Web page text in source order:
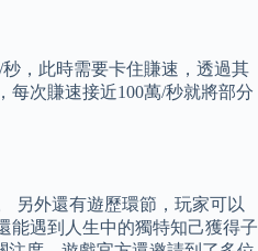
，此時需要卡住賺速，透過其
次賺速接近100萬/秒就將部分
另外還有遊歷環節，玩家可以
能遇到人生中的獨特知己獲得子